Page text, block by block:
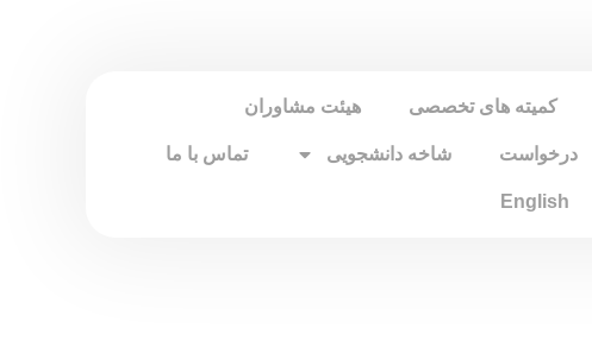
کمیته های تخصصی هیئت مشاوران
درخواست شاخه دانشجویی تماس با ما
English